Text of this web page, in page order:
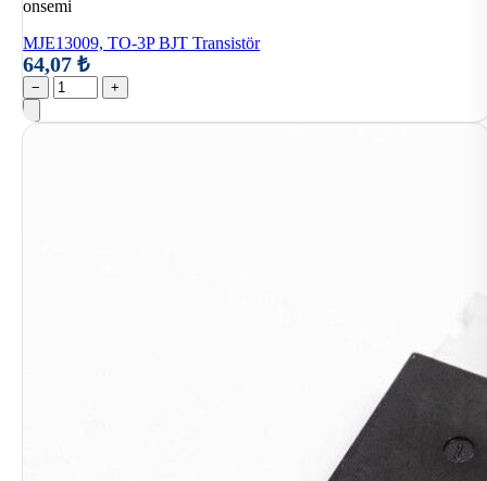
onsemi
MJE13009, TO-3P BJT Transistör
64,07 ₺
− +